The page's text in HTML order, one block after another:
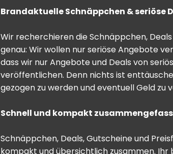
Brandaktuelle Schnäppchen & seriöse
Wir recherchieren die Schnäppchen,
genau: Wir wollen nur seriöse Angebote
dass wir nur Angebote und Deals von
veröffentlichen. Denn nichts ist
gezogen zu werden und eventuell Geld zu
Schnell und kompakt
Schnäppchen, Deals, Gutscheine und
kompakt und übersichtlich zusammen.